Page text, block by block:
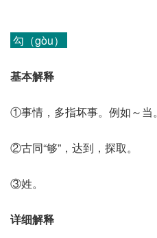
勾（gòu）
基本解释
①事情，多指坏事。例如～当。
②古同“够”，达到，探取。
③姓。
详细解释